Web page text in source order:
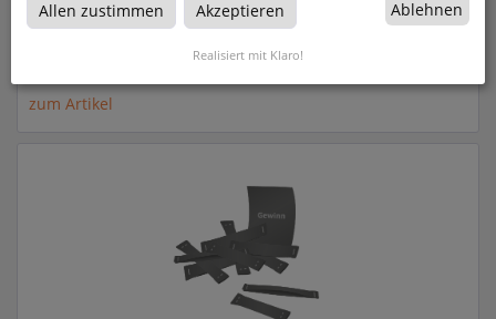
Rubbelkartenspiele
zum Artikel
Allen zustimmen Akzeptieren Ablehnen
Realisiert mit Klaro!